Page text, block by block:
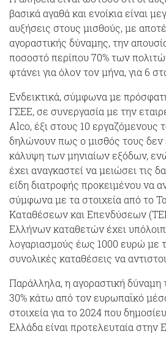
βασικά αγαθά και ενοίκια είναι
αυξήσεις στους μισθούς, με
αγοραστικής δύναμης, την
ποσοστό περίπου 70% των
φτάνει για όλον τον μήνα, για 6
Ενδεικτικά, σύμφωνα με
ΓΣΕΕ, σε συνεργασία με την
Alco, έξι στους 10 εργαζόμενους
δηλώνουν πως ο μισθός τους δεν
κάλυψη των μηνιαίων εξόδων,
έχει αναγκαστεί να μειώσει τις
είδη διατροφής προκειμένου να
σύμφωνα με τα στοιχεία από το
Καταθέσεων και Επενδύσεων
Ελλήνων καταθετών έχει
λογαριασμούς έως 1000 ευρώ με
συνολικές καταθέσεις να
Παράλληλα, η αγοραστική δύναμη
30% κάτω από τον ευρωπαϊκό
στοιχεία για το 2024 που
Ελλάδα είναι προτελευταία στην